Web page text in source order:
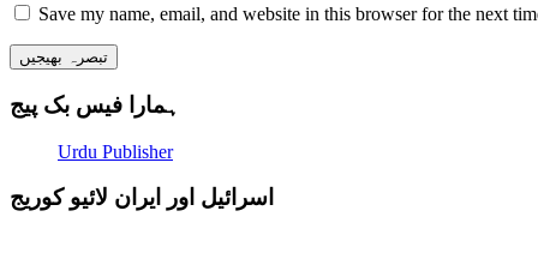
Save my name, email, and website in this browser for the next
ہمارا فیس بک پیج
Urdu Publisher
اسرائیل اور ایران لائیو کوریج